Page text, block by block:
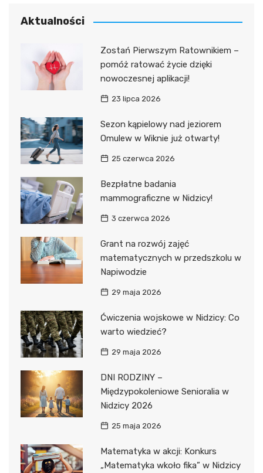
Aktualności
Zostań Pierwszym Ratownikiem –
pomóż ratować życie dzięki
nowoczesnej aplikacji!
23 lipca 2026
Sezon kąpielowy nad jeziorem
Omulew w Wiknie już otwarty!
25 czerwca 2026
Bezpłatne badania
mammograficzne w Nidzicy!
3 czerwca 2026
Grant na rozwój zajęć
matematycznych w przedszkolu w
Napiwodzie
29 maja 2026
Ćwiczenia wojskowe w Nidzicy: Co
warto wiedzieć?
29 maja 2026
DNI RODZINY –
Międzypokoleniowe Senioralia w
Nidzicy 2026
25 maja 2026
Matematyka w akcji: Konkurs
„Matematyka wkoło fika” w Nidzicy